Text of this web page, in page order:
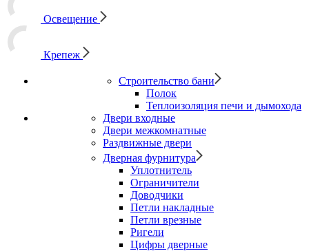
Освещение
Крепеж
Строительство бани
Полок
Теплоизоляция печи и дымохода
Двери входные
Двери межкомнатные
Раздвижные двери
Дверная фурнитура
Уплотнитель
Ограничители
Доводчики
Петли накладные
Петли врезные
Ригели
Цифры дверные